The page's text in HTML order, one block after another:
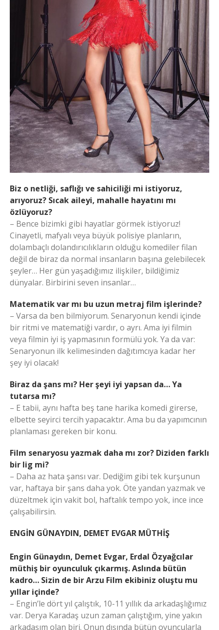
Biz o netliği, saflığı ve sahiciliği mi istiyoruz,
arıyoruz? Sıcak aileyi, mahalle hayatını mı
özlüyoruz?
– Bence bizimki gibi hayatlar görmek istiyoruz!
Cinayetli, mafyalı veya büyük polisiye planların,
dolambaçlı dolandırıcılıkların olduğu komediler filan
değil de biraz da normal insanların başına gelebilecek
şeyler… Her gün yaşadığımız ilişkiler, bildiğimiz
dünyalar. Birbirini seven insanlar…
Matematik var mı bu uzun metraj film işlerinde?
– Varsa da ben bilmiyorum. Senaryonun kendi içinde
bir ritmi ve matematiği vardır, o ayrı. Ama iyi filmin
veya filmin iyi iş yapmasının formülü yok. Ya da var:
Senaryonun ilk kelimesinden dağıtımcıya kadar her
şey iyi olacak!
Biraz da şans mı? Her şeyi iyi yapsan da… Ya
tutarsa mı?
– E tabii, aynı hafta beş tane harika komedi girerse,
elbette seyirci tercih yapacaktır. Ama bu da yapımcının
planlaması gereken bir konu.
Film senaryosu yazmak daha mı zor? Diziden farklı
bir lig mi?
– Daha az hata şansı var. Dediğim gibi tek kurşunun
var, haftaya bir şans daha yok. Öte yandan yazmak ve
düzeltmek için vakit bol, haftalık tempo yok, ince ince
çalışabilirsin.
ENGİN GÜNAYDIN, DEMET EVGAR MÜTHİŞ
Engin Günaydın, Demet Evgar, Erdal Özyağcılar
müthiş bir oyunculuk çıkarmış. Aslında bütün
kadro… Sizin de bir Arzu Film ekibiniz oluştu mu
yıllar içinde?
– Engin’le dört yıl çalıştık, 10-11 yıllık da arkadaşlığımız
var. Derya Karadaş uzun zaman çalıştığım, yine yakın
arkadaşım olan biri. Onun dışında bütün oyuncularla